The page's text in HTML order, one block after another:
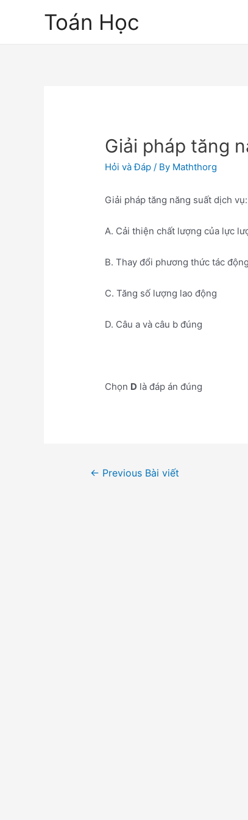
Toán Học
Giải pháp tăng
Hỏi và Đáp / By Maththorg
Giải pháp tăng năng suất dịch vụ:
A. Cải thiện chất lượng của lực
B. Thay đổi phương thức tác
C. Tăng số lượng lao động
D. Câu a và câu b đúng
Chọn D là đáp án đúng
Điều← Previous Bài viết